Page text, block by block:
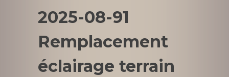
2025-08-91
Remplacement
éclairage terrain